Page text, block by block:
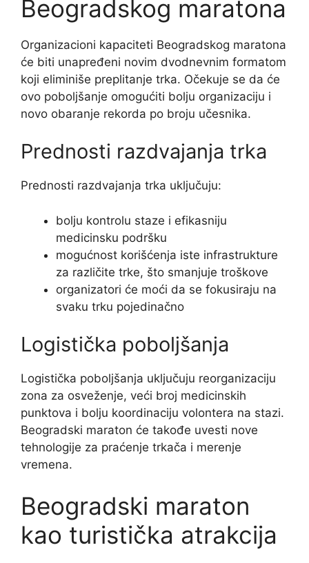
Beogradskog maratona
Organizacioni kapaciteti Beogradskog maratona
će biti unapređeni novim dvodnevnim formatom
koji eliminiše preplitanje trka. Očekuje se da će
ovo poboljšanje omogućiti bolju organizaciju i
novo obaranje rekorda po broju učesnika.
Prednosti razdvajanja trka
Prednosti razdvajanja trka uključuju:
bolju kontrolu staze i efikasniju
medicinsku podršku
mogućnost korišćenja iste infrastrukture
za različite trke, što smanjuje troškove
organizatori će moći da se fokusiraju na
svaku trku pojedinačno
Logistička poboljšanja
Logistička poboljšanja uključuju reorganizaciju
zona za osveženje, veći broj medicinskih
punktova i bolju koordinaciju volontera na stazi.
Beogradski maraton će takođe uvesti nove
tehnologije za praćenje trkača i merenje
vremena.
Beogradski maraton
kao turistička atrakcija